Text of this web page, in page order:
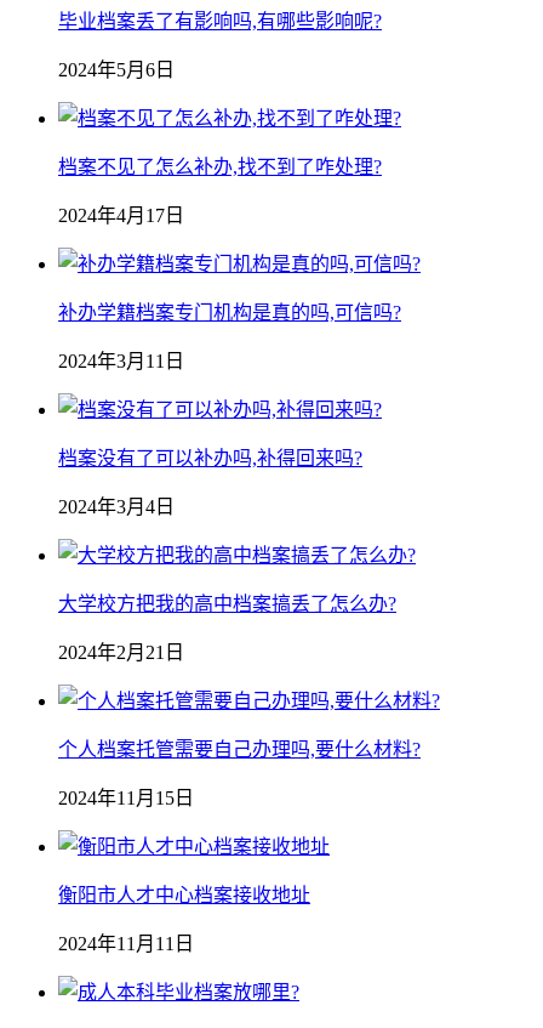
毕业档案丢了有影响吗,有哪些影响呢?
2024年5月6日
档案不见了怎么补办,找不到了咋处理?
2024年4月17日
补办学籍档案专门机构是真的吗,可信吗?
2024年3月11日
档案没有了可以补办吗,补得回来吗?
2024年3月4日
大学校方把我的高中档案搞丢了怎么办?
2024年2月21日
个人档案托管需要自己办理吗,要什么材料?
2024年11月15日
衡阳市人才中心档案接收地址
2024年11月11日